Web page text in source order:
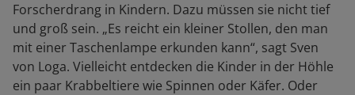
Forscherdrang in Kindern. Dazu müssen sie nicht tief
und groß sein. „Es reicht ein kleiner Stollen, den man
mit einer Taschenlampe erkunden kann“, sagt Sven
von Loga. Vielleicht entdecken die Kinder in der Höhle
ein paar Krabbeltiere wie Spinnen oder Käfer. Oder